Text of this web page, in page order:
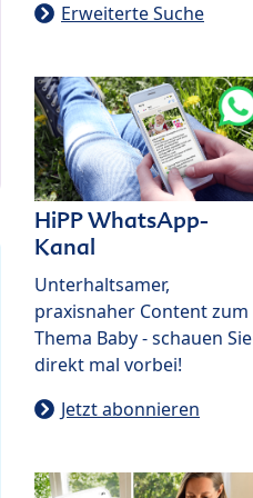
Erweiterte Suche
HiPP WhatsApp-
Kanal
Unterhaltsamer,
praxisnaher Content zum
Thema Baby - schauen Sie
direkt mal vorbei!
Jetzt abonnieren